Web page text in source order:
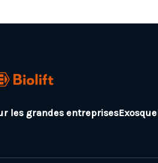
les grandes entreprises